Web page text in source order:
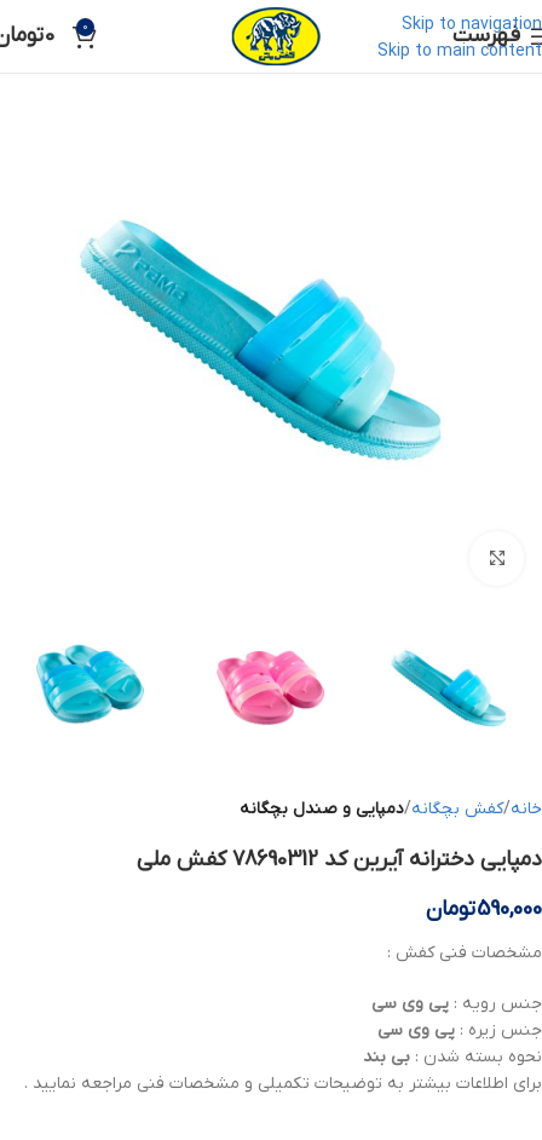
Skip to navigation
Skip to main content
فهرست 0
0
خانه کفش بچگانه دمپایی و صندل بچگانه
دمپایی دخترانه آیرین کد 78690312 کفش ملی
590,000تومان
مشخصات فنی کفش :
جنس رویه : پی وی سی
جنس زیره : پی وی سی
نحوه بسته شدن : بی بند
برای اطلاعات بیشتر به توضیحات تکمیلی و مشخصات فنی مراجعه نمایید .